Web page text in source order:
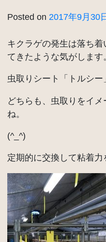
Posted on 2017年9月30
キクラゲの発生は落ち着
てきたような気がします
虫取りシート「トルシー
どちらも、虫取りをイ
ね。
(^_^)
定期的に交換して粘着力